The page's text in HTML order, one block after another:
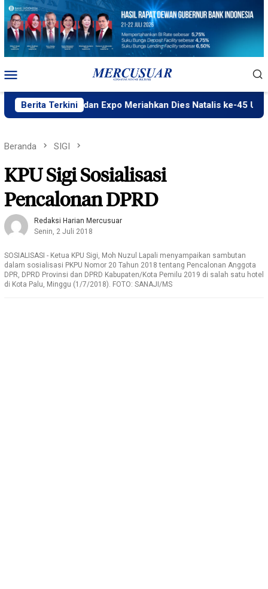
Loncat
konten
Mobile
Berita Terkini
Fun Walk dan Expo Meriahkan Dies Natalis ke-45 Untad
Beranda SIGI
KPU Sigi Sosialisasi
Pencalonan DPRD
Redaksi Harian Mercusuar
Senin, 2 Juli 2018
SOSIALISASI - Ketua KPU Sigi, Moh Nuzul Lapali menyampaikan sambutan
dalam sosialisasi PKPU Nomor 20 Tahun 2018 tentang Pencalonan Anggota
DPR, DPRD Provinsi dan DPRD Kabupaten/Kota Pemilu 2019 di salah satu hotel
di Kota Palu, Minggu (1/7/2018). FOTO: SANAJI/MS